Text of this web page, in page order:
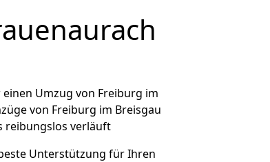
Umzug von Freiburg im
von Freiburg im Breisgau
reibungslos verläuft
Unterstützung für Ihren